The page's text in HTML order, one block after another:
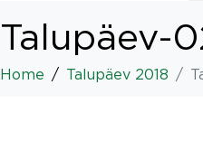
Talupäev-
Home Talupäev 2018